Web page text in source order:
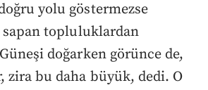
yolu göstermezse
topluluklardan
doğarken görünce de,
zira bu daha büyük, dedi. O